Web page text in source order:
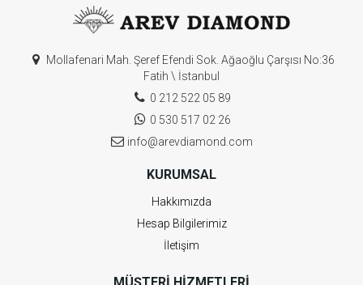
Mollafenari Mah. Şeref Efendi Sok. Ağaoğlu Çarşısı No:36
Fatih \ İstanbul
0 212 522 05 89
0 530 517 02 26
info@arevdiamond.com
KURUMSAL
Hakkımızda
Hesap Bilgilerimiz
İletişim